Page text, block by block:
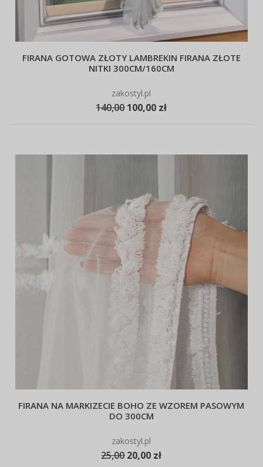
FIRANA GOTOWA ZŁOTY LAMBREKIN FIRANA ZŁOTE
NITKI 300CM/160CM
zakostyl.pl
140,00 100,00 zł
FIRANA NA MARKIZECIE BOHO ZE WZOREM PASOWYM
DO 300CM
zakostyl.pl
25,00 20,00 zł